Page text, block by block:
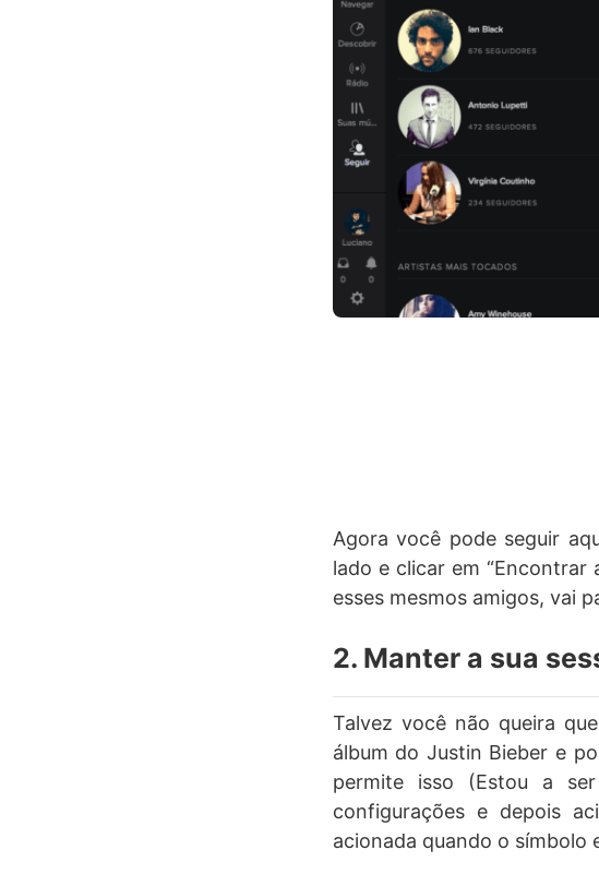
Agora você pode seguir
lado e clicar em
esses mesmos amigos, vai
2. Manter a sua
Talvez você não queira
álbum do Justin Bieber e
permite isso (Estou a
configurações e depois
acionada quando o símbolo